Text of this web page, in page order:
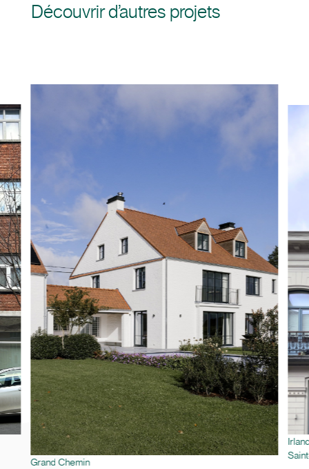
Découvrir d’autres projets
Grand Chemin